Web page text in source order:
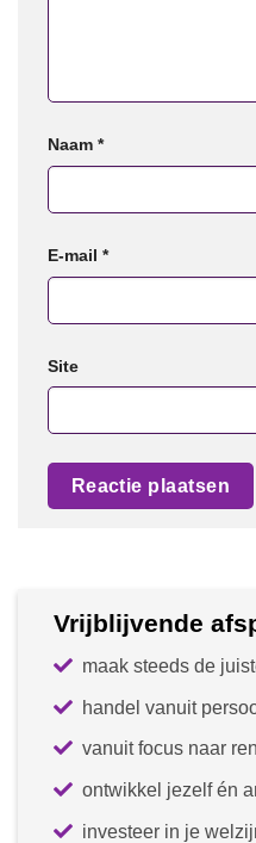
Naam *
E-mail *
Site
Vrijblijvende
maak steeds de
handel vanuit
vanuit focus naar
ontwikkel jezelf én
investeer in je